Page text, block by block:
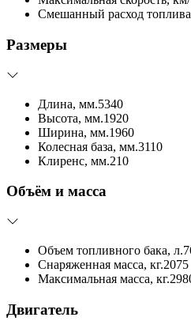
Смешанный расход
Размеры
Длина, мм.5340
Высота, мм.1920
Ширина, мм.1960
Колесная база, мм.3110
Клиренс, мм.210
Объём и масса
Объем топливного бака, л.
Снаряженная масса, кг.2075
Максимальная масса, кг.
Двигатель